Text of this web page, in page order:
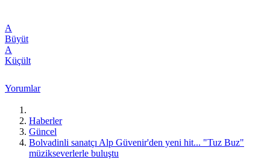
A
Büyüt
A
Küçült
Yorumlar
Haberler
Güncel
Bolvadinli sanatçı Alp Güvenir'den yeni hit... "Tuz Buz"
müzikseverlerle buluştu